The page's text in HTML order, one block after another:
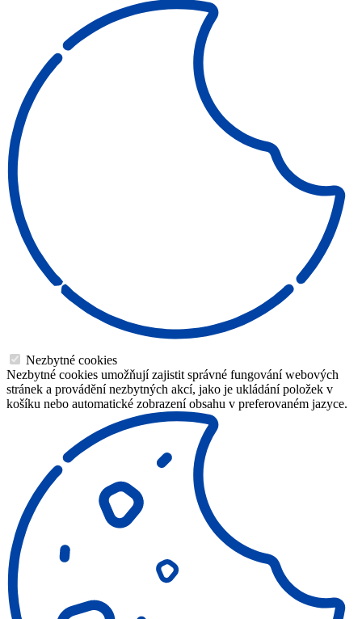
Nezbytné cookies
Nezbytné cookies umožňují zajistit správné fungování webových
stránek a provádění nezbytných akcí, jako je ukládání položek v
košíku nebo automatické zobrazení obsahu v preferovaném jazyce.